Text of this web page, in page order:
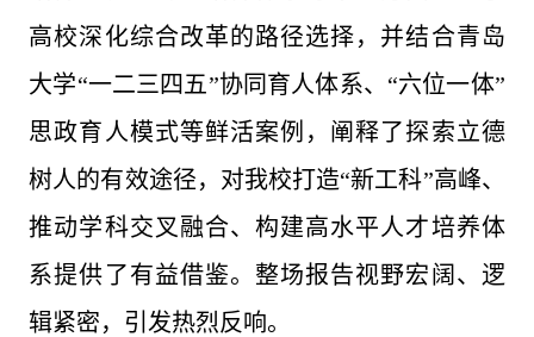
高校深化综合改革的路径选择，并结合青岛
大学“一二三四五”协同育人体系、“六位一体”
思政育人模式等鲜活案例，阐释了探索立德
树人的有效途径，对我校打造“新工科”高峰、
推动学科交叉融合、构建高水平人才培养体
系提供了有益借鉴。整场报告视野宏阔、逻
辑紧密，引发热烈反响。